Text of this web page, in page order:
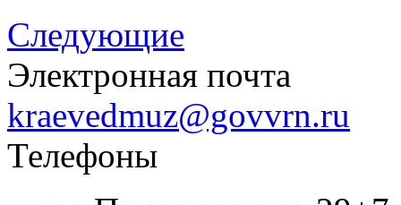
Следующие
Электронная почта
kraevedmuz@govvrn.ru
Телефоны